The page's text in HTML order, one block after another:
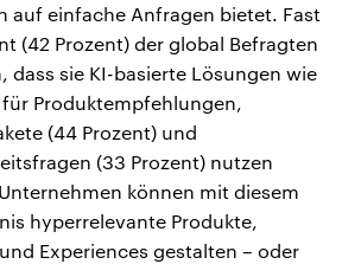
auf einfache Anfragen bietet. Fast
(42 Prozent) der global Befragten
dass sie KI-basierte Lösungen wie
für Produktempfehlungen,
(44 Prozent) und
(33 Prozent) nutzen
können mit diesem
hyperrelevante Produkte,
Experiences gestalten – oder